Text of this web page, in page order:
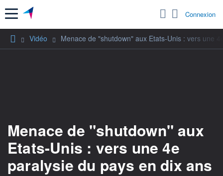
Menu Connexion
Vidéo Menace de "shutdown" aux Etats-Unis : vers une
Menace de "shutdown" aux
Etats-Unis : vers une 4e
paralysie du pays en dix ans